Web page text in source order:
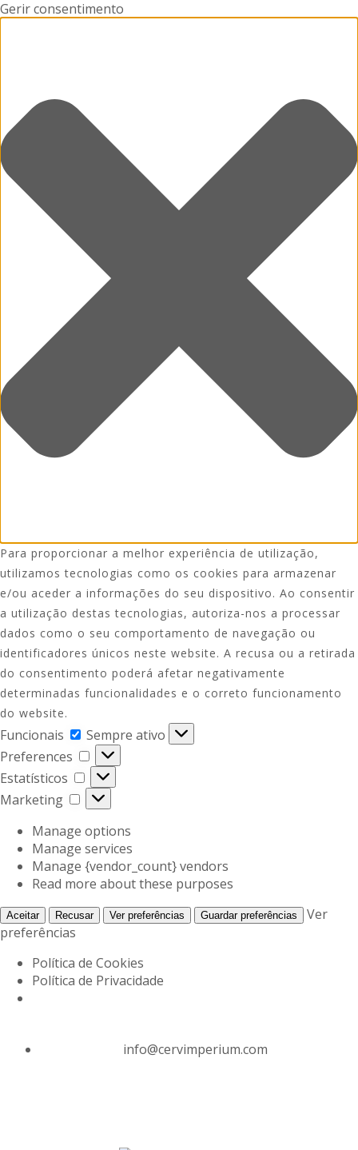
Gerir consentimento
Para proporcionar a melhor experiência de utilização,
utilizamos tecnologias como os cookies para armazenar
e/ou aceder a informações do seu dispositivo. Ao consentir
a utilização destas tecnologias, autoriza-nos a processar
dados como o seu comportamento de navegação ou
identificadores únicos neste website. A recusa ou a retirada
do consentimento poderá afetar negativamente
determinadas funcionalidades e o correto funcionamento
do website.
Funcionais
Sempre ativo
Preferences
Estatísticos
Marketing
Manage options
Manage services
Manage {vendor_count} vendors
Read more about these purposes
Aceitar Recusar Ver preferências Guardar preferências
Ver
preferências
Política de Cookies
Política de Privacidade
info@cervimperium.com